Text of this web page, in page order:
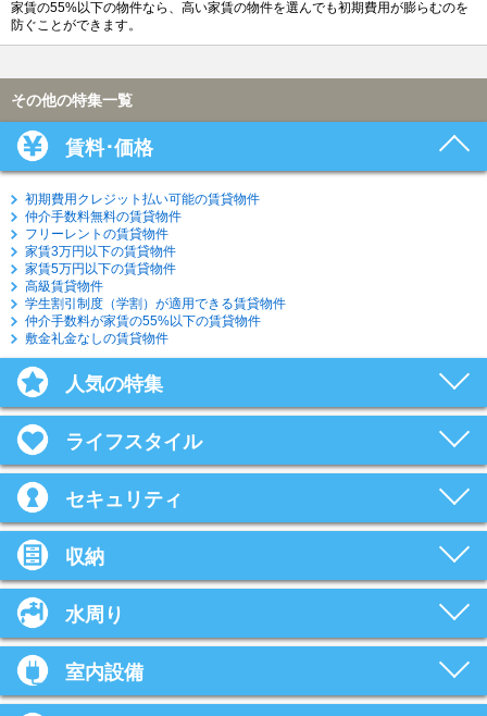
家賃の55%以下の物件なら、高い家賃の物件を選んでも初期費用が膨らむのを
防ぐことができます。
その他の特集一覧
賃料･価格
初期費用クレジット払い可能の賃貸物件
仲介手数料無料の賃貸物件
フリーレントの賃貸物件
家賃3万円以下の賃貸物件
家賃5万円以下の賃貸物件
高級賃貸物件
学生割引制度（学割）が適用できる賃貸物件
仲介手数料が家賃の55%以下の賃貸物件
敷金礼金なしの賃貸物件
人気の特集
ライフスタイル
セキュリティ
収納
水周り
室内設備